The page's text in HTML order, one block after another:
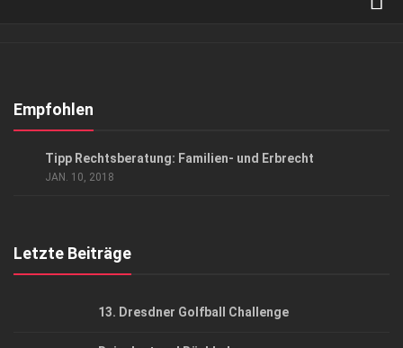
Kontakt, Impressum
Empfohlen
Tipp Rechtsberatung: Familien- und Erbrecht
JAN. 10, 2018
Letzte Beiträge
13. Dresdner Golfball Challenge